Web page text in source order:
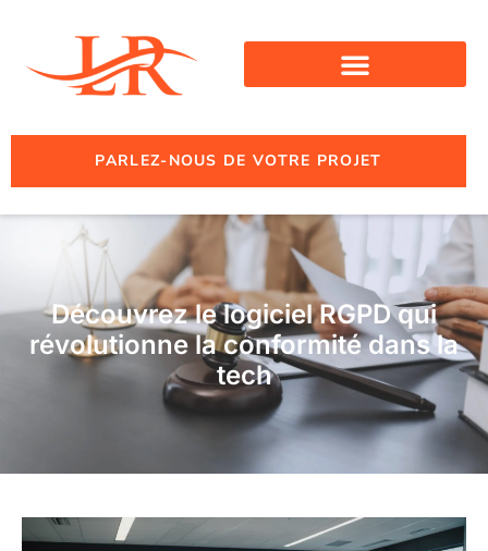
PARLEZ-NOUS DE VOTRE PROJET
Découvrez le logiciel RGPD qui
révolutionne la conformité dans la
tech